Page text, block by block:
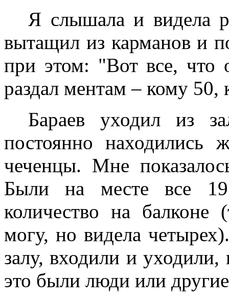
Я слышала и видела
вытащил из карманов и
при этом: "Вот все, что
раздал ментам – кому 50,
Бараев уходил из
постоянно
чеченцы. Мне
Были на месте все
количество на балконе
могу, но видела
залу, входили и уходили,
это были люди или